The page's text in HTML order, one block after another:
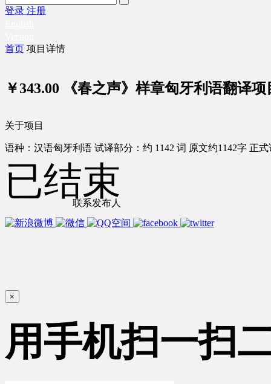
登录 注册
首页 项目详情
￥343.00 《春之声》样章匈牙利语翻译
关于项目
语种：汉语匈牙利语 试译部分：约 1142 词 原文约1142字 正式
联系发布人
已结束
×
用手机扫一扫